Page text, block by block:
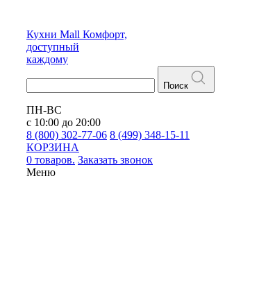
Кухни Mall Комфорт,
доступный
каждому
Поиск
ПН-ВС
с 10:00 до 20:00
8 (800) 302-77-06 8 (499) 348-15-11
КОРЗИНА
0 товаров. Заказать звонок
Меню